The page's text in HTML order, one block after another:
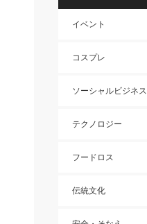
イベント
コスプレ
ソーシャルビジネス
テクノロジー
フードロス
伝統文化